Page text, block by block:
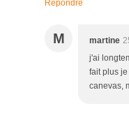
Répondre
M martine
j'ai
fait plus
canevas,